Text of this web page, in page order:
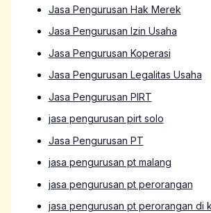
Jasa Pengurusan Hak Merek
Jasa Pengurusan Izin Usaha
Jasa Pengurusan Koperasi
Jasa Pengurusan Legalitas Usaha
Jasa Pengurusan PIRT
jasa pengurusan pirt solo
Jasa Pengurusan PT
jasa pengurusan pt malang
jasa pengurusan pt perorangan
jasa pengurusan pt perorangan di